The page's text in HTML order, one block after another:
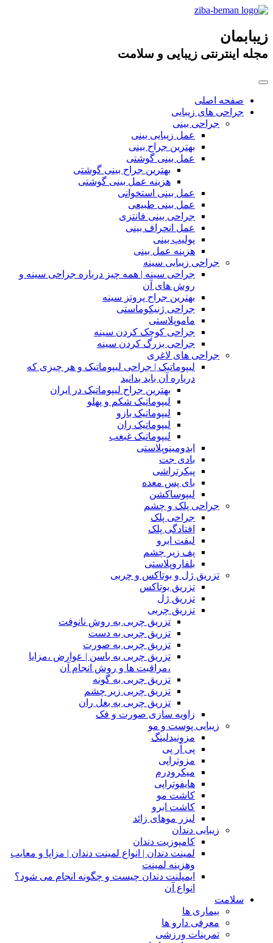
زیبابمان
مجله اینترنتی زیبایی و سلامت
صفحه اصلی
جراحی های زیبایی
جراحی بینی
عمل زیبایی بینی
بهترین جراح بینی
عمل بینی گوشتی
بهترین جراح بینی گوشتی
هزینه عمل بینی گوشتی
عمل بینی استخوانی
عمل بینی طبیعی
جراحی بینی فانتزی
عمل انحراف بینی
پولیپ بینی
هزینه عمل بینی
جراحی زیبایی سینه
جراحی سینه | همه چیز درباره جراحی سینه و
روش های آن
بهترین جراح پروتز سینه
جراحی ژنیکوماستی
ماموپلاستی
جراحی کوچک کردن سینه
جراحی بزرگ کردن سینه
جراحی های لاغری
لیپوماتیک | جراحی لیپوماتیک و هر چیزی که
درباره آن باید بدانید
بهترین جراح لیپوماتیک در ایران
لیپوماتیک شکم و پهلو
لیپوماتیک بازو
لیپوماتیک ران
لیپوماتیک غبغب
ابدومینوپلاستی
بادی‌ جت
پیکرتراشی
بای پس معده
لیپوساکشن
جراحی پلک و چشم
جراحی پلک
افتادگی پلک
لیفت ابرو
پف زیر چشم
بلفاروپلاستی
تزریق ژل و بوتاکس و چربی
تزریق بوتاکس
تزریق ژل
تزریق چربی
تزریق چربی به روش نانوفت
تزریق چربی به دست
تزریق چربی به صورت
تزریق چربی به باسن | عوارض ،مزایا
،مراقبت ها و روش انجام آن
تزریق چربی به گونه
تزریق چربی زیر چشم
تزریق چربی به بغل ران
زاویه سازی صورت و فک
زیبایی پوست و مو
مزونیدلینگ
پی آر پی
مزوتراپی
میکرودرم
هایفوتراپی
کاشت مو
کاشت ابرو
لیزر موهای زائد
زیبایی دندان
کامپوزیت دندان
لمینت دندان | انواع لمینت دندان | مزاپا و معایب
وهزینه لمینت
ایمپلنت دندان چیست و چگونه انجام می شود؟
انواع آن
سلامت
بیماری ها
معرفی دارو ها
تمرینات ورزشی